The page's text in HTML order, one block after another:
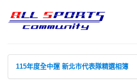
115年度全中運 新北市代表隊精選相簿